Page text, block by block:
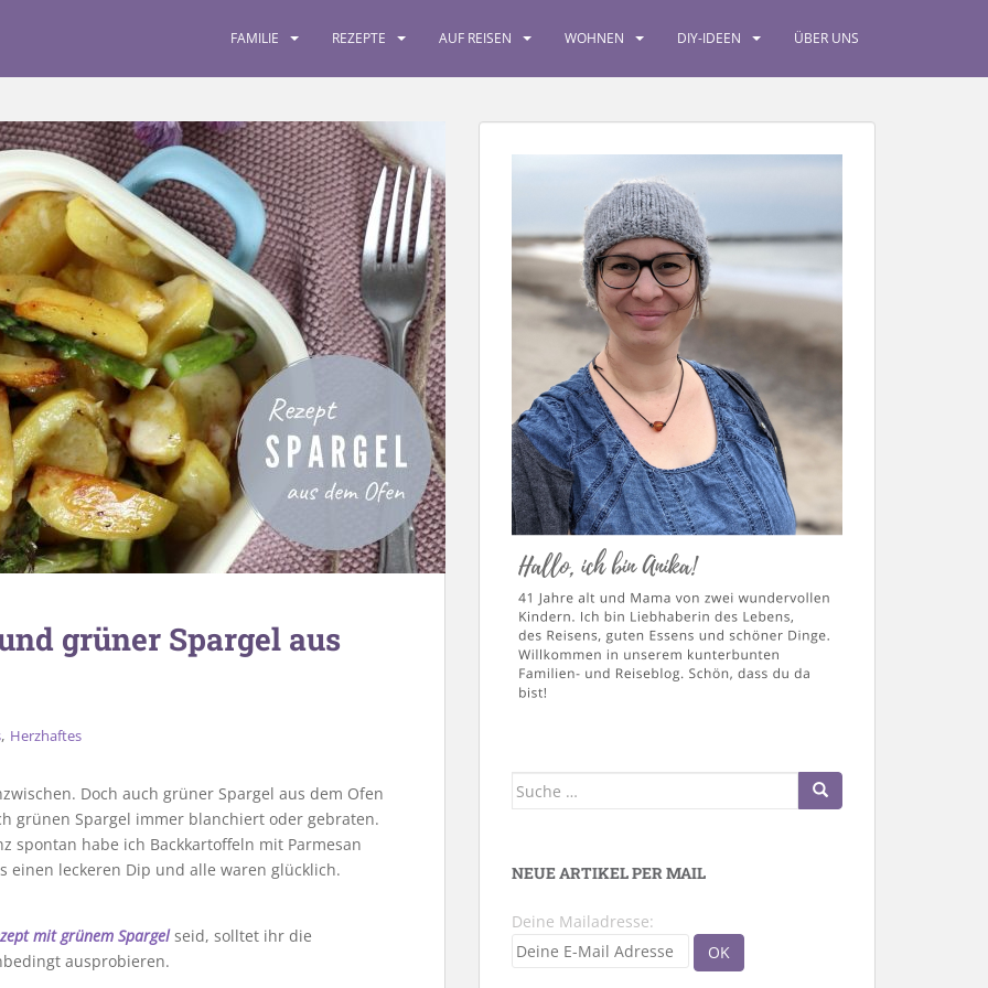
FAMILIE REZEPTE AUF REISEN WOHNEN DIY-IDEEN ÜBER UNS
grüner Spargel aus
, Herzhaftes
Doch auch grüner Spargel aus dem Ofen
grünen Spargel immer blanchiert oder gebraten.
spontan habe ich Backkartoffeln mit Parmesan
einen leckeren Dip und alle waren glücklich.
mit grünem Spargelseid, solltet ihr die
ausprobieren.
Suche
NEUE ARTIKEL PER MAIL
Deine Mailadresse: